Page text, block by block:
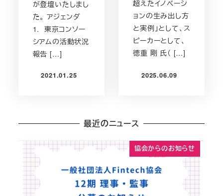
が登壇いたしまし
た。 アジェンダ
1. 東京コンソー
シアムの活動状況
報告 […]
投稿日
2021.01.25
超えたイノベーシ
ョンの生み出し方
と実例」として、ス
ピーカーとして、
徳重 剛 氏（ […]
投稿日
2025.06.09
最近のニュース
協会からのお知らせ